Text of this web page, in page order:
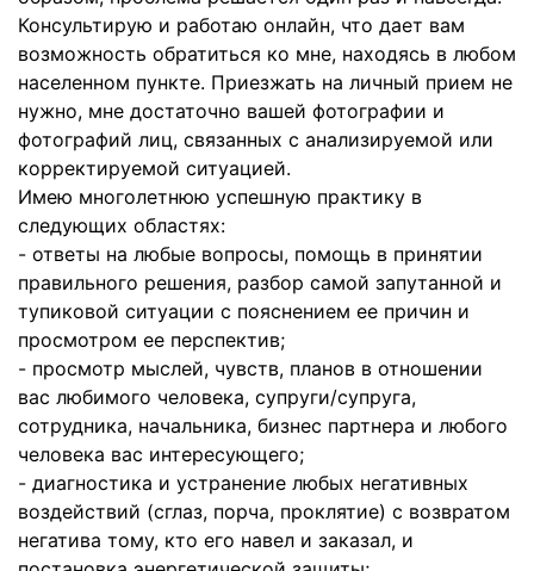
Консультирую и работаю онлайн, что дает вам
возможность обратиться ко мне, находясь в любом
населенном пункте. Приезжать на личный прием не
нужно, мне достаточно вашей фотографии и
фотографий лиц, связанных с анализируемой или
корректируемой ситуацией.
Имею многолетнюю успешную практику в
следующих областях:
- ответы на любые вопросы, помощь в принятии
правильного решения, разбор самой запутанной и
тупиковой ситуации с пояснением ее причин и
просмотром ее перспектив;
- просмотр мыслей, чувств, планов в отношении
вас любимого человека, супруги/супруга,
сотрудника, начальника, бизнес партнера и любого
человека вас интересующего;
- диагностика и устранение любых негативных
воздействий (сглаз, порча, проклятие) с возвратом
негатива тому, кто его навел и заказал, и